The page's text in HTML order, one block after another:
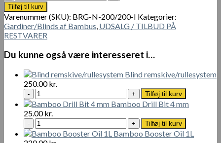
var:
1
600.00 kr..
800.00 kr..
Naturlig
Udendørs
Bambusgardin
200
x
200
cm
antal
Tilføj til kurv
Varenummer (SKU): BRG-N-200/200-I Kategorier:
Gardiner/Blinds af Bambus, UDSALG / TILBUD PÅ
RESTVARER
Du kunne også være interesseret i…
Blind remskive/rullesystem
250.00kr.
Blind
remskive/rullesystem
antal
Tilføj til kurv
Bamboo Drill Bit 4 mm
25.00kr.
Bamboo
Drill
Bit
Tilføj til kurv
Bamboo Booster Oil 1L